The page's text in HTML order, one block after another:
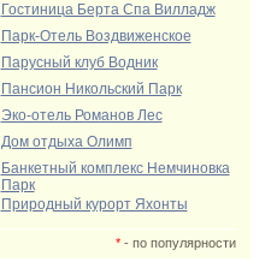
Гостиница Берта Спа Вилладж
Парк-Отель Воздвиженское
Парусный клуб Водник
Пансион Никольский Парк
Эко-отель Романов Лес
Дом отдыха Олимп
Банкетный комплекс Немчиновка
Парк
Природный курорт Яхонты
*- по популярности